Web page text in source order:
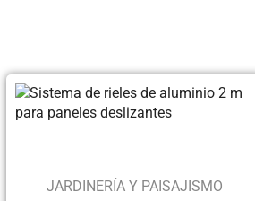
JARDINERÍA Y PAISAJISMO